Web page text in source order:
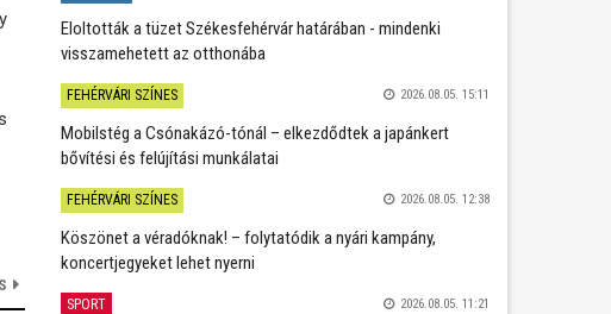
Eloltották a tüzet Székesfehérvár határában - mindenki
visszamehetett az otthonába
FEHÉRVÁRI SZÍNES 2026.08.05. 15:11
Mobilstég a Csónakázó-tónál – elkezdődtek a japánkert
bővítési és felújítási munkálatai
FEHÉRVÁRI SZÍNES 2026.08.05. 12:38
Köszönet a véradóknak! – folytatódik a nyári kampány,
koncertjegyeket lehet nyerni
SPORT 2026.08.05. 11:21